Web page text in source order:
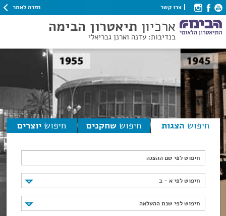
צרו קשר חזרה לאתר
ארכיון תיאטרון הבימה
בנדיבות: עדנה וארנן גבריאלי
חיפוש הצגות חיפוש שחקנים חיפוש יוצרים
חיפוש לפי שם ההצגה
חיפוש לפי א - ב
חיפוש לפי א - ב
חיפוש לפי שנת ההעלאה
חיפוש לפי שנת ההעלאה